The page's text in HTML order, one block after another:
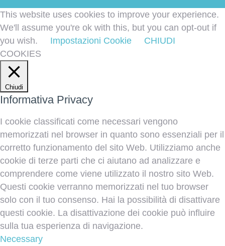
This website uses cookies to improve your experience.
We'll assume you're ok with this, but you can opt-out if
you wish.
Impostazioni Cookie
CHIUDI
COOKIES
Chiudi
Informativa Privacy
I cookie classificati come necessari vengono
memorizzati nel browser in quanto sono essenziali per il
corretto funzionamento del sito Web. Utilizziamo anche
cookie di terze parti che ci aiutano ad analizzare e
comprendere come viene utilizzato il nostro sito Web.
Questi cookie verranno memorizzati nel tuo browser
solo con il tuo consenso. Hai la possibilità di disattivare
questi cookie. La disattivazione dei cookie può influire
sulla tua esperienza di navigazione.
Necessary